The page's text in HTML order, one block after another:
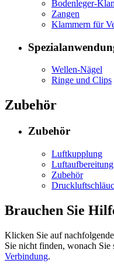
Bodenleger-
Zangen
Klammern für
Wellen-Nägel
Ringe und Clips
Zubehör
Zubehör
Luftkupplung
Luftaufbereitung
Zubehör
Brauchen Sie
Klicken Sie auf
Sie nicht finden, wonach Sie
Verbindung.